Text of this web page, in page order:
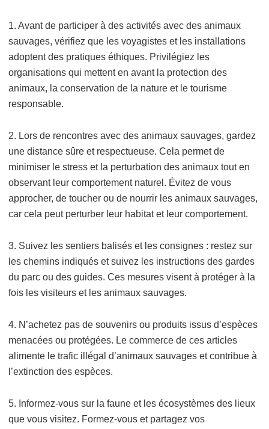
1. Avant de participer à des activités avec des animaux
sauvages, vérifiez que les voyagistes et les installations
adoptent des pratiques éthiques. Privilégiez les
organisations qui mettent en avant la protection des
animaux, la conservation de la nature et le tourisme
responsable.
2. Lors de rencontres avec des animaux sauvages, gardez
une distance sûre et respectueuse. Cela permet de
minimiser le stress et la perturbation des animaux tout en
observant leur comportement naturel. Évitez de vous
approcher, de toucher ou de nourrir les animaux sauvages,
car cela peut perturber leur habitat et leur comportement.
3. Suivez les sentiers balisés et les consignes : restez sur
les chemins indiqués et suivez les instructions des gardes
du parc ou des guides. Ces mesures visent à protéger à la
fois les visiteurs et les animaux sauvages.
4. N’achetez pas de souvenirs ou produits issus d’espèces
menacées ou protégées. Le commerce de ces articles
alimente le trafic illégal d’animaux sauvages et contribue à
l’extinction des espèces.
5. Informez-vous sur la faune et les écosystèmes des lieux
que vous visitez. Formez-vous et partagez vos